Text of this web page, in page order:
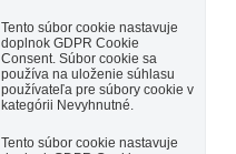
Tento súbor cookie nastavuje
doplnok GDPR Cookie
Consent. Súbor cookie sa
používa na uloženie súhlasu
používateľa pre súbory cookie v
kategórii Nevyhnutné.
Tento súbor cookie nastavuje